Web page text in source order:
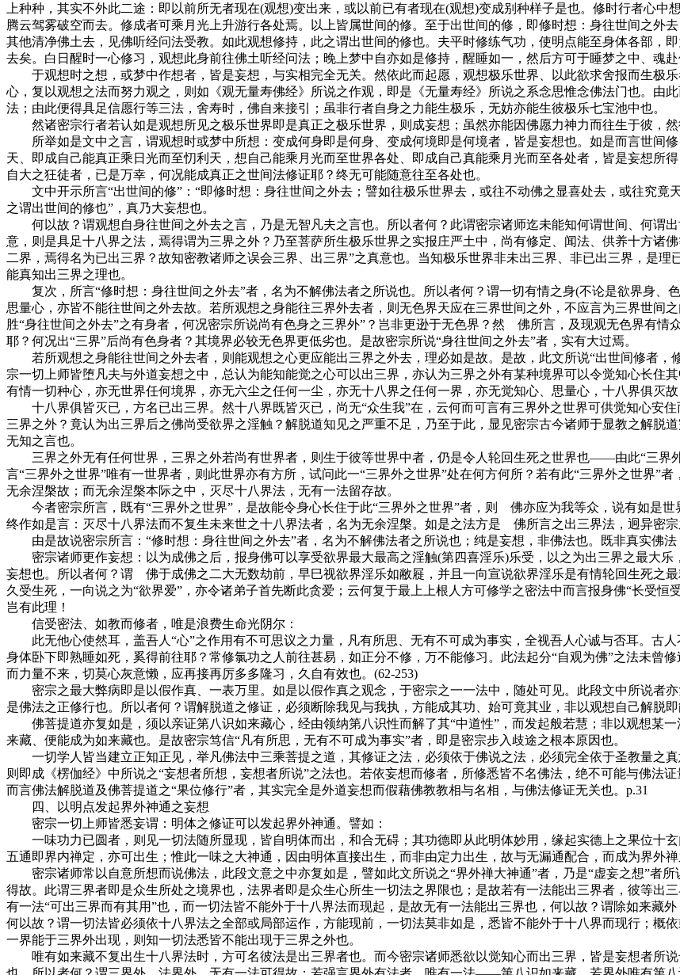
上种种，其实不外此二途：即以前所无者现在(观想)变出来，或以前已有者现在(观想)变成别种样子是也。修时行者心
腾云驾雾破空而去。修成者可乘月光上升游行各处焉。以上皆属世间的修。至于出世间的修，即修时想：身往世间之外
其他清净佛土去，见佛听经问法受教。如此观想修持，此之谓出世间的修也。夫平时修练气功，使明点能至身体各部，
去矣。白日醒时一心修习，观想此身前往佛土听经问法；晚上梦中自亦如是修持，醒睡如一，然后方可于睡梦之中、魂赴
于观想时之想，或梦中作想者，皆是妄想，与实相完全无关。然依此而起愿，观想极乐世界、以此欲求舍报而生极乐
心，复以观想之法而努力观之，则如《观无量寿佛经》所说之作观，即是《无量寿经》所说之系念思惟念佛法门也。由
法；由此便得具足信愿行等三法，舍寿时，佛自来接引；虽非行者自身之力能生极乐，无妨亦能生彼极乐七宝池中也。
然诸密宗行者若认如是观想所见之极乐世界即是真正之极乐世界，则成妄想；虽然亦能因佛愿力神力而往生于彼，然
所举如是文中之言，谓观想时或梦中所想：变成何身即是何身、变成何境即是何境者，皆是妄想也。如是而言世间
天、即成自己能真正乘日光而至忉利天，想自己能乘月光而至世界各处、即成自己真能乘月光而至各处者，皆是妄想所
自大之狂徒者，已是万幸，何况能成真正之世间法修证耶？终无可能随意往至各处也。
文中开示所言“出世间的修”：“即修时想：身往世间之外去；譬如往极乐世界去，或往不动佛之显喜处去，或往究竟
之谓出世间的修也”，真乃大妄想也。
何以故？谓观想自身往世间之外去之言，乃是无智凡夫之言也。所以者何？此谓密宗诸师迄未能知何谓世间、何谓
意，则是具足十八界之法，焉得谓为三界之外？乃至菩萨所生极乐世界之实报庄严土中，尚有修定、闻法、供养十方诸
二界，焉得名为已出三界？故知密教诸师之误会三界、出三界”之真意也。当知极乐世界非未出三界、非已出三界，是
能真知出三界之理也。
复次，所言“修时想：身往世间之外去”者，名为不解佛法者之所说也。所以者何？谓一切有情之身(不论是欲界身、
思量心，亦皆不能往世间之外去故。若所观想之身能往三界外去者，则无色界天应在三界世间之外，不应言为三界世间
胜“身往世间之外去”之有身者，何况密宗所说尚有色身之三界外”？岂非更逊于无色界？然 佛所言，及现观无色界有情
耶？何况出“三界”后尚有色身者？其境界必较无色界更低劣也。是故密宗所说“身往世间之外去”者，实有大过焉。
若所观想之身能往世间之外去者，则能观想之心更应能出三界之外去，理必如是故。是故，此文所说“出世间修者，
宗一切上师皆堕凡夫与外道妄想之中，总认为能知能觉之心可以出三界，亦认为三界之外有某种境界可以令觉知心长住
有情一切种心，亦无世界任何境界，亦无六尘之任何一尘，亦无十八界之任何一界，亦无觉知心、思量心，十八界俱灭
十八界俱皆灭已，方名已出三界。然十八界既皆灭已，尚无“众生我”在，云何而可言有三界外之世界可供觉知心安
三界之外？竟认为出三界后之佛尚受欲界之淫触？解脱道知见之严重不足，乃至于此，显见密宗古今诸师于显教之解脱
无知之言也。
三界之外无有任何世界，三界之外若尚有世界者，则生于彼等世界中者，仍是令人轮回生死之世界也——由此“三界
言“三界外之世界”唯有一世界者，则此世界亦有方所，试问此一“三界外之世界”处在何方何所？若有此“三界外之世界
无余涅槃故；而无余涅槃本际之中，灭尽十八界法，无有一法留存故。
今者密宗所言，既有“三界外之世界”，是故能令身心长住于此“三界外之世界”者，则 佛亦应为我等众，说有如是
终作如是言：灭尽十八界法而不复生未来世之十八界法者，名为无余涅槃。如是之法方是 佛所言之出三界法，迥异密宗
由是故说密宗所言：“修时想：身往世间之外去”者，名为不解佛法者之所说也；纯是妄想，非佛法也。既非真实佛法
密宗诸师更作妄想：以为成佛之后，报身佛可以享受欲界最大最高之淫触(第四喜淫乐)乐受，以之为出三界之最大乐
妄想也。所以者何？谓 佛于成佛之二大无数劫前，早巳视欲界淫乐如敝屣，并且一向宣说欲界淫乐是有情轮回生死之
久受生死，一向说之为“欲界爱”，亦令诸弟子首先断此贪爱；云何复于最上上根人方可修学之密法中而言报身佛“长受
岂有此理！
信受密法、如教而修者，唯是浪费生命光阴尔：
此无他心使然耳，盖吾人“心”之作用有不可思议之力量，凡有所思、无有不可成为事实，全视吾人心诚与否耳。古
身体卧下即熟睡如死，奚得前往耶？常修氯功之人前往甚易，如正分不修，万不能修习。此法起分“自观为佛”之法未曾
而力量不来，切莫心灰意懒，应再接再厉多多隆习，久自有效也。(62-253)
密宗之最大弊病即是以假作真、一表万里。如是以假作真之观念，于密宗之一一法中，随处可见。此段文中所说者
是佛法之正修行也。所以者何？谓解脱道之修证，必须断除我见与我执，方能成其功、始可竟其业，非以观想自己解脱即
佛菩提道亦复如是，须以亲证第八识如来藏心，经由领纳第八识性而解了其“中道性”，而发起般若慧；非以观想某
来藏、便能成为如来藏也。是故密宗笃信“凡有所思，无有不可成为事实”者，即是密宗步入歧途之根本原因也。
一切学人皆当建立正知正见，举凡佛法中三乘菩提之道，其修证之法，必须依于佛说之法，必须完全依于圣教量之
则即成《楞伽经》中所说之“妄想者所想，妄想者所说”之法也。若依妄想而修者，所修悉皆不名佛法，绝不可能与佛法
而言佛法解脱道及佛菩提道之“果位修行”者，其实完全是外道妄想而假藉佛教教相与名相，与佛法修证无关也。p.31
四、以明点发起界外神通之妄想
密宗一切上师皆悉妄谓：明体之修证可以发起界外神通。譬如：
一味功力已圆者，则见一切法随所显现，皆自明体而出，和合无碍；其功德即从此明体妙用，缘起实德上之果位十
五通即界内禅定，亦可出生；惟此一味之大神通，因由明体直接出生，而非由定力出生，故与无漏通配合，而成为界外禅
密宗诸师常以自意所想而说佛法，此段文意之中亦复如是，譬如此文所说之“界外禅大神通”者，乃是“虚妄之想”者
得故。此谓三界者即是众生所处之境界也，法界者即是众生心所生一切法之界限也；是故若有一法能出三界者，彼等
有一法“可出三界而有其用”也，而一切法皆不能外于十八界法而现起，是故无有一法能出三界也，何以故？谓除如来藏
何以故？谓一切法皆必须依十八界法之全部或局部运作，方能现前，一切法莫非如是，悉皆不能外于十八界而现行；概
一界能于三界外出现，则知一切法悉皆不能出现于三界之外也。
唯有如来藏不复出生十八界法时，方可名彼法是出三界者也。而今密宗诸师悉欲以觉知心而出三界，皆是妄想者所